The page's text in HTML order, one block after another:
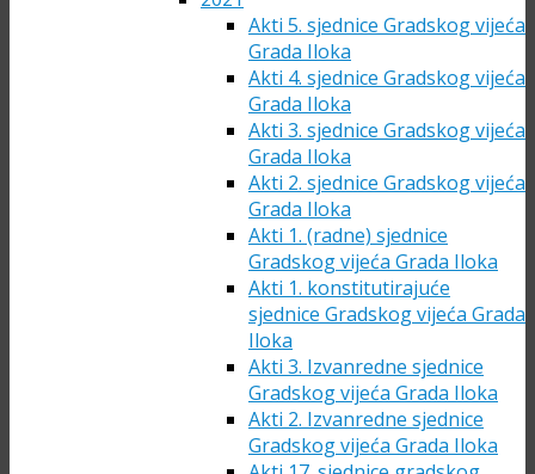
Akti 5. sjednice Gradskog vijeća
Grada Iloka
Akti 4. sjednice Gradskog vijeća
Grada Iloka
Akti 3. sjednice Gradskog vijeća
Grada Iloka
Akti 2. sjednice Gradskog vijeća
Grada Iloka
Akti 1. (radne) sjednice
Gradskog vijeća Grada Iloka
Akti 1. konstitutirajuće
sjednice Gradskog vijeća Grada
Iloka
Akti 3. Izvanredne sjednice
Gradskog vijeća Grada Iloka
Akti 2. Izvanredne sjednice
Gradskog vijeća Grada Iloka